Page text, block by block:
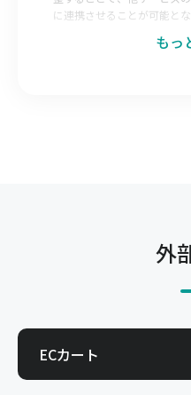
に連携させることが可能とな
引を電子化できます。
得意先へキャムマックスの
です。今までメールやFAX、
を電子化できます。
もっ
外